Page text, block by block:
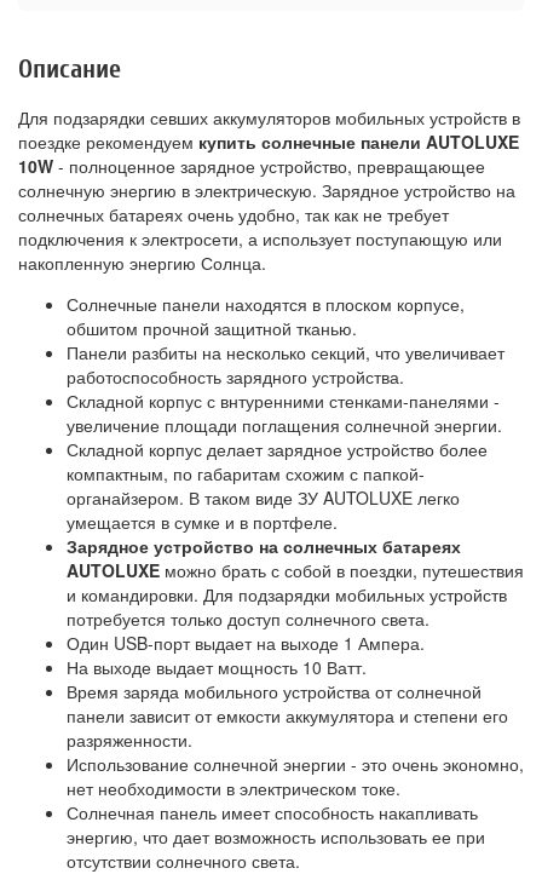
Описание
Для подзарядки севших аккумуляторов мобильных устройств в
поездке рекомендуем купить солнечные панели AUTOLUXE
10W - полноценное зарядное устройство, превращающее
солнечную энергию в электрическую. Зарядное устройство на
солнечных батареях очень удобно, так как не требует
подключения к электросети, а использует поступающую или
накопленную энергию Солнца.
Солнечные панели находятся в плоском корпусе,
обшитом прочной защитной тканью.
Панели разбиты на несколько секций, что увеличивает
работоспособность зарядного устройства.
Складной корпус с внтуренними стенками-панелями -
увеличение площади поглащения солнечной энергии.
Складной корпус делает зарядное устройство более
компактным, по габаритам схожим с папкой-
органайзером. В таком виде ЗУ AUTOLUXE легко
умещается в сумке и в портфеле.
Зарядное устройство на солнечных батареях
AUTOLUXE можно брать с собой в поездки, путешествия
и командировки. Для подзарядки мобильных устройств
потребуется только доступ солнечного света.
Один USB-порт выдает на выходе 1 Ампера.
На выходе выдает мощность 10 Ватт.
Время заряда мобильного устройства от солнечной
панели зависит от емкости аккумулятора и степени его
разряженности.
Использование солнечной энергии - это очень экономно,
нет необходимости в электрическом токе.
Солнечная панель имеет способность накапливать
энергию, что дает возможность использовать ее при
отсутствии солнечного света.